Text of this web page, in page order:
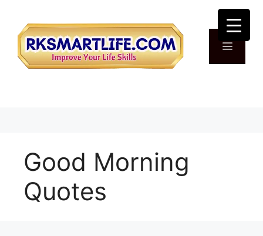
content
Good Morning
Quotes